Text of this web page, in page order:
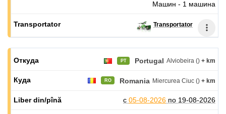
Машин - 1 машина
Transportator
PT Portugal Alviobeira () + km
RO Romania Miercurea Ciuc () + km
с 05-08-2026 по 19-08-2026